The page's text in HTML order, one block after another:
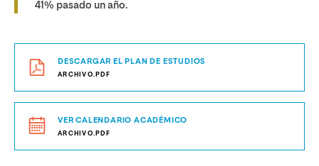
41% pasado un año.
DESCARGAR EL PLAN DE ESTUDIOS
ARCHIVO.PDF
VER CALENDARIO ACADÉMICO
ARCHIVO.PDF